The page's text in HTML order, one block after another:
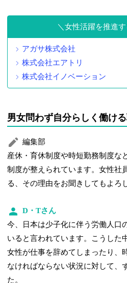
女性活躍を推進
アガサ株式会社
株式会社エアトリ
株式会社イノベーション
男女問わず自分らしく働け
編集部
産休・育休制度や時短勤務制度な
制度が整えられています。女性社
る、その理由をお聞きしてもよろ
D・Tさん
今、日本は少子化に伴う労働人口
いると言われています。こうした
女性が仕事を辞めてしまったり、
なければならない状況に対して、
た。